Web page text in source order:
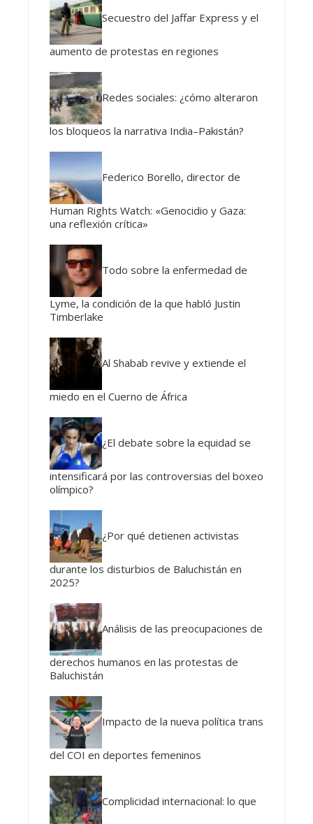
Secuestro del Jaffar Express y el
aumento de protestas en regiones
Redes sociales: ¿cómo alteraron
los bloqueos la narrativa India–Pakistán?
Federico Borello, director de
Human Rights Watch: «Genocidio y Gaza:
una reflexión crítica»
Todo sobre la enfermedad de
Lyme, la condición de la que habló Justin
Timberlake
Al Shabab revive y extiende el
miedo en el Cuerno de África
¿El debate sobre la equidad se
intensificará por las controversias del boxeo
olímpico?
¿Por qué detienen activistas
durante los disturbios de Baluchistán en
2025?
Análisis de las preocupaciones de
derechos humanos en las protestas de
Baluchistán
Impacto de la nueva política trans
del COI en deportes femeninos
Complicidad internacional: lo que